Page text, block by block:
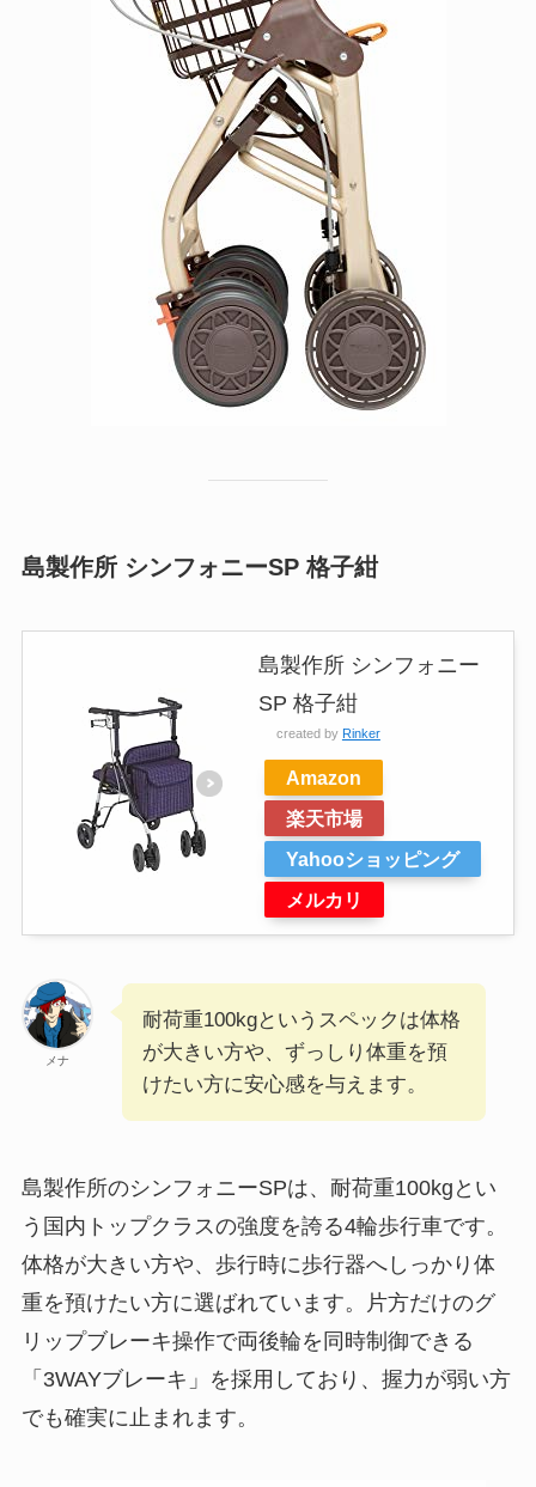
島製作所 シンフォニーSP 格子紺
島製作所 シンフォニー
SP 格子紺
created by Rinker
Amazon
楽天市場
Yahooショッピング
メルカリ
メナ
耐荷重100kgというスペックは体格
が大きい方や、ずっしり体重を預
けたい方に安心感を与えます。
島製作所のシンフォニーSPは、耐荷重100kgとい
う国内トップクラスの強度を誇る4輪歩行車です。
体格が大きい方や、歩行時に歩行器へしっかり体
重を預けたい方に選ばれています。片方だけのグ
リップブレーキ操作で両後輪を同時制御できる
「3WAYブレーキ」を採用しており、握力が弱い方
でも確実に止まれます。